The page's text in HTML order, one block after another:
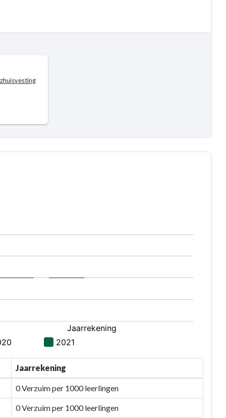
Jaarrekening
0 Verzuim per 1000 leerlingen
0 Verzuim per 1000 leerlingen